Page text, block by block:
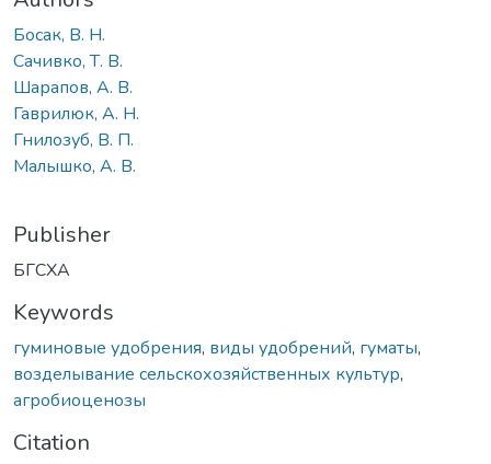
Босак, В. Н.
Сачивко, Т. В.
Шарапов, А. В.
Гаврилюк, А. Н.
Гнилозуб, В. П.
Малышко, А. В.
Publisher
БГСХА
Keywords
гуминовые удобрения, виды удобрений, гуматы,
возделывание сельскохозяйственных культур,
агробиоценозы
Citation